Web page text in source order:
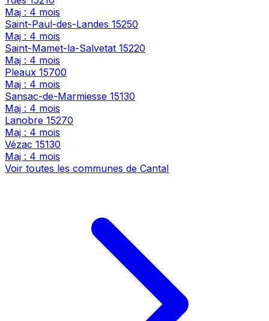
Maj : 4 mois
Saint-Paul-des-Landes 15250
Maj : 4 mois
Saint-Mamet-la-Salvetat 15220
Maj : 4 mois
Pleaux 15700
Maj : 4 mois
Sansac-de-Marmiesse 15130
Maj : 4 mois
Lanobre 15270
Maj : 4 mois
Vézac 15130
Maj : 4 mois
Voir toutes les communes de Cantal